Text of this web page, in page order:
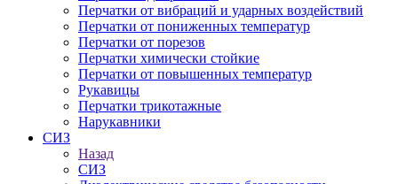
Перчатки от вибраций и ударных воздействий
Перчатки от пониженных температур
Перчатки от порезов
Перчатки химически стойкие
Перчатки от повышенных температур
Рукавицы
Перчатки трикотажные
Нарукавники
СИЗ
Назад
СИЗ